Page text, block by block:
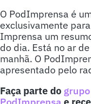
O PodImprensa é
exclusivamente
Imprensa um
do dia. Está no ar
manhã. O
apresentado pelo
Faça parte do